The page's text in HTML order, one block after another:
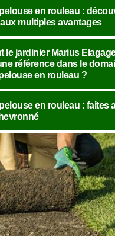
en rouleau :
multiples avantages
le jardinier Marius
référence dans le
en rouleau ?
en rouleau : faites